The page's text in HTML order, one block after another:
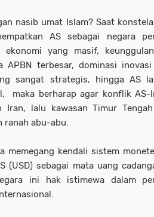
nasib umat Islam? Saat
AS sebagai negara
ekonomi yang masif,
APBN terbesar, dominasi
sangat strategis, hingga AS
maka berharap agar konflik
Iran, lalu kawasan Timur
ranah abu-abu.
memegang kendali sistem
(USD) sebagai mata uang
ini hak istimewa dalam